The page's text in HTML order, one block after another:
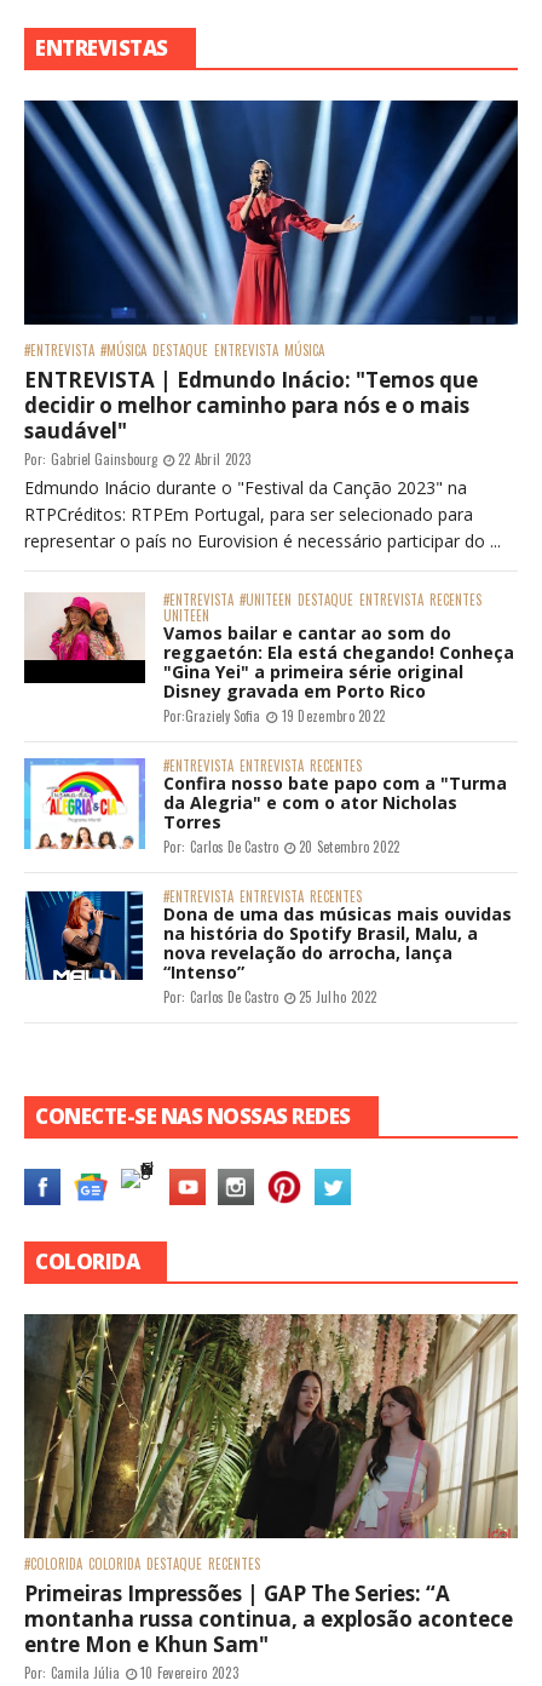
ENTREVISTAS
#ENTREVISTA #MÚSICA DESTAQUE ENTREVISTA MÚSICA
ENTREVISTA | Edmundo Inácio: "Temos que
decidir o melhor caminho para nós e o mais
saudável"
Por: Gabriel Gainsbourg 22 Abril 2023
Edmundo Inácio durante o "Festival da Canção 2023" na
RTPCréditos: RTPEm Portugal, para ser selecionado para
representar o país no Eurovision é necessário participar do ...
#ENTREVISTA #UNITEEN DESTAQUE ENTREVISTA RECENTES
UNITEEN
Vamos bailar e cantar ao som do
reggaetón: Ela está chegando! Conheça
"Gina Yei" a primeira série original
Disney gravada em Porto Rico
Por:Graziely Sofia 19 Dezembro 2022
#ENTREVISTA ENTREVISTA RECENTES
Confira nosso bate papo com a "Turma
da Alegria" e com o ator Nicholas
Torres
Por: Carlos De Castro 20 Setembro 2022
#ENTREVISTA ENTREVISTA RECENTES
Dona de uma das músicas mais ouvidas
na história do Spotify Brasil, Malu, a
nova revelação do arrocha, lança
“Intenso”
Por: Carlos De Castro 25 Julho 2022
CONECTE-SE NAS NOSSAS REDES
COLORIDA
#COLORIDA COLORIDA DESTAQUE RECENTES
Primeiras Impressões | GAP The Series: “A
montanha russa continua, a explosão acontece
entre Mon e Khun Sam"
Por: Camila Júlia 10 Fevereiro 2023